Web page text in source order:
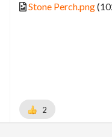
Stone Perch.png
2